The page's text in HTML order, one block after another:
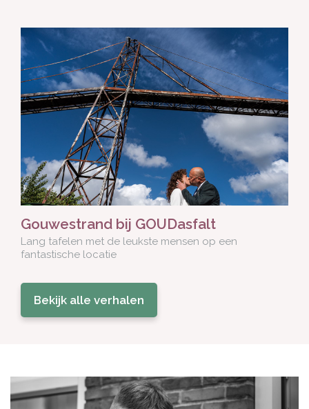
Gouwestrand bij GOUDasfalt
Lang tafelen met de leukste mensen op een
fantastische locatie
Bekijk alle verhalen